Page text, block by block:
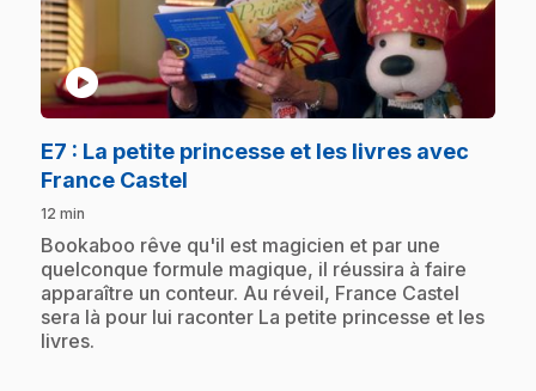
play_circle
E7 : La petite princesse et les livres avec
France Castel
12 min
.Bookaboo rêve qu'il est magicien et par une
quelconque formule magique, il réussira à faire
apparaître un conteur. Au réveil, France Castel
sera là pour lui raconter La petite princesse et les
livres.